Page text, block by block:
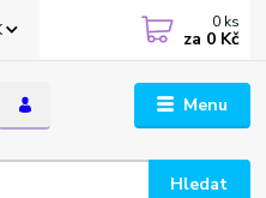
Menu
Hledat
0 ks
za 0 Kč